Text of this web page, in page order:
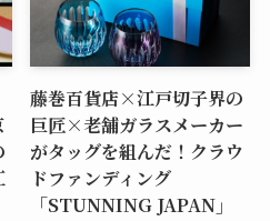
藤巻百貨店×江戸切子界の
巨匠×老舗ガラスメーカー
がタッグを組んだ！クラウ
ドファンディング
「STUNNING JAPAN」